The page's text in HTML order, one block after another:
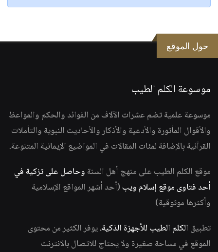
حول الموقع
موسوعة الكلم الطيب
موسوعة علمية تضم عشرات الآلاف من الفوائد والحكم والمواعظ
والأقوال المأثورة والأدعية والأذكار والأحاديث النبوية والتأملات
القرآنية بالإضافة لمئات المقالات في المواضيع الإيمانية المتنوعة.
موقع الكلم الطيب على منهج أهل السنة وحاصل على تزكية في
أحد فتاوى موقع إسلام ويب (أحد أشهر المواقع الإسلامية
وأكثرها موثوقية)
تطبيق الكلم الطيب للأجهزة الذكية، يوفر الكثير من محتوى
الموقع في مساحة صغيرة ولا يحتاج للاتصال بالانترنت